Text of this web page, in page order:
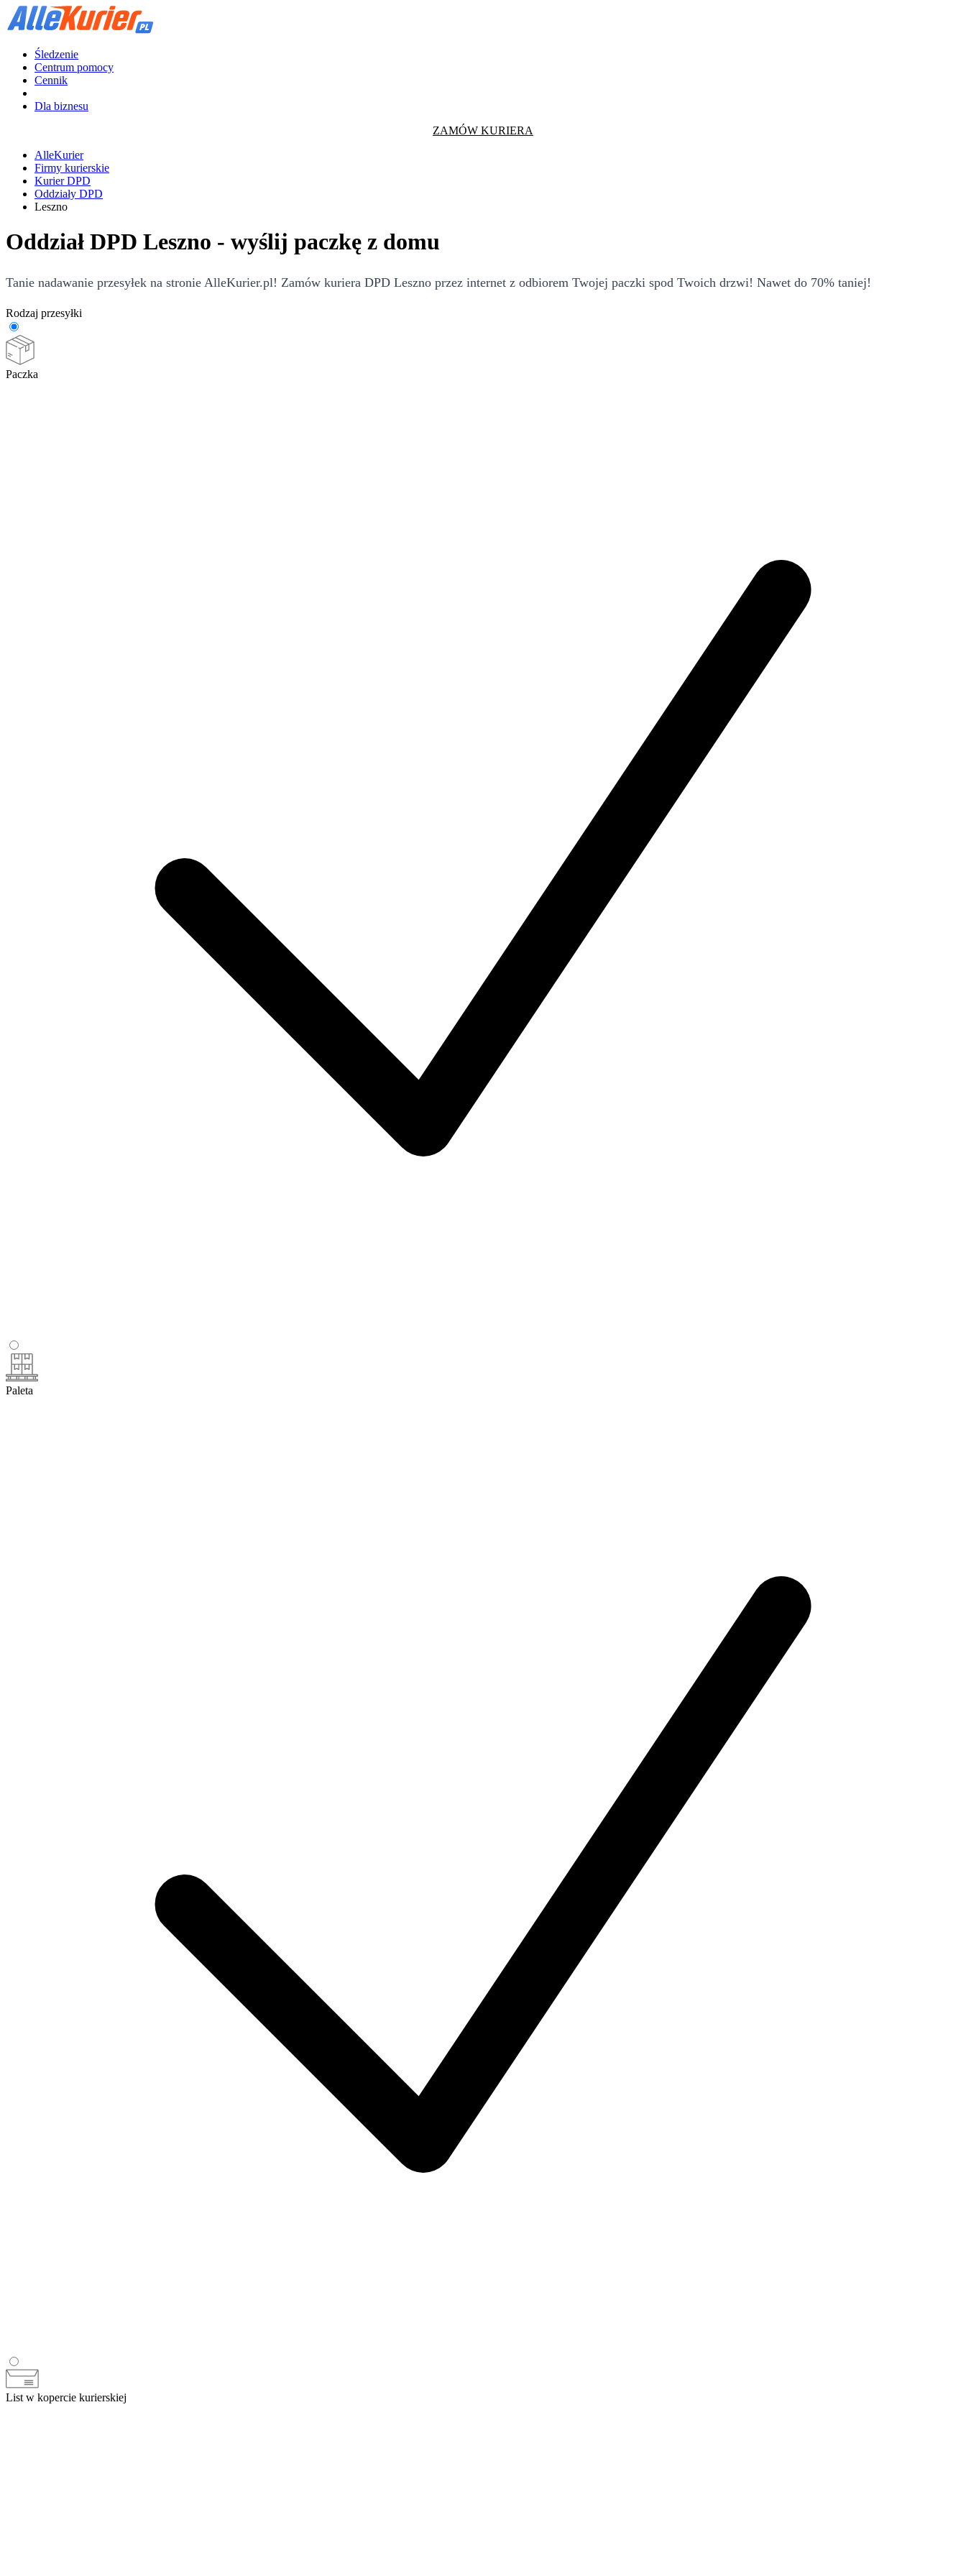
Śledzenie
Centrum pomocy
Cennik
Dla biznesu
ZAMÓW KURIERA
AlleKurier
Firmy kurierskie
Kurier DPD
Oddziały DPD
Leszno
Oddział DPD Leszno - wyślij paczkę z domu
Tanie nadawanie przesyłek na stronie AlleKurier.pl! Zamów kuriera DPD Leszno przez internet z odbiorem Twojej paczki spod Twoich drzwi! Nawet do 70% taniej!
Rodzaj przesyłki
Paczka
Paleta
List w kopercie kurierskiej